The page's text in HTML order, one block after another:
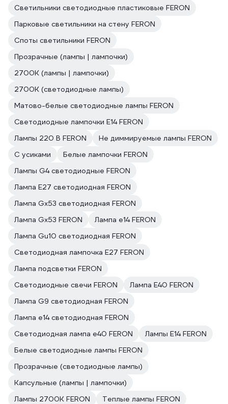
Светильники светодиодные пластиковые FERON
Парковые светильники на стену FERON
Споты светильники FERON
Прозрачные (лампы | лампочки)
2700К (лампы | лампочки)
2700К (светодиодные лампы)
Матово-белые светодиодные лампы FERON
Светодиодные лампочки E14 FERON
Лампы 220 В FERON
Не диммируемые лампы FERON
С усиками
Белые лампочки FERON
Лампы G4 светодиодные FERON
Лампа E27 светодиодная FERON
Лампа Gx53 светодиодная FERON
Лампа Gx53 FERON
Лампа е14 FERON
Лампа Gu10 светодиодная FERON
Светодиодная лампочка E27 FERON
Лампа подсветки FERON
Светодиодные свечи FERON
Лампа E40 FERON
Лампа G9 светодиодная FERON
Лампа е14 светодиодная FERON
Светодиодная лампа е40 FERON
Лампы E14 FERON
Белые светодиодные лампы FERON
Прозрачные (светодиодные лампы)
Капсульные (лампы | лампочки)
Лампы 2700К FERON
Теплые лампы FERON